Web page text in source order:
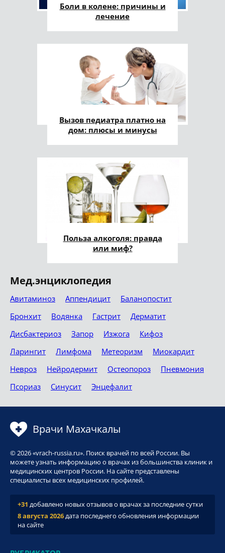
Боли в колене: причины и
лечение
Вызов педиатра платно на
дом: плюсы и минусы
Польза алкоголя: правда
или миф?
Мед.энциклопедия
Авитаминоз Аппендицит
Баланопостит
Бронхит
Водянка Гастрит
Дерматит
Дисбактериоз
Запор Изжога
Кифоз
Ларингит
Лимфома Метеоризм
Миокардит
Невроз
Нейродермит Остеопороз
Пневмония
Псориаз
Синусит Энцефалит
Врачи Махачкалы
© 2026 «vrach-russia.ru». Поиск врачей по всей России. Вы
можете узнать информацию о врачах из большинства клиник и
медицинских центров России. На сайте представлены
специалисты всех медицинских профилей.
+31 добавлено новых отзывов о врачах за последние сутки
8 августа 2026дата последнего обновления информации
на сайте